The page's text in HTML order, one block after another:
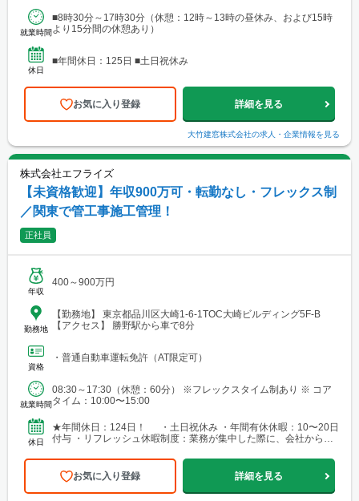
就業時間
■8時30分～17時30分（休憩：12時～13時の昼休み、および15時
より15分間の休憩あり）
休日
■年間休日：125日 ■土日祝休み
お気に入り登録 詳細を見る
大竹建窓株式会社の求人・企業情報を見る
株式会社エフライズ
【未資格歓迎】年収900万可・転勤なし・フレックス制
／関東で管工事施工管理！
正社員
年収
400～900万円
勤務地
【勤務地】 東京都品川区大崎1-6-1TOC大崎ビルディング5F-B
【アクセス】 勝野駅から車で8分
資格
・普通自動車運転免許（AT限定可）
就業時間
08:30～17:30（休憩：60分） ※フレックスタイム制あり ※ コア
タイム：10:00〜15:00
休日
★年間休⽇：124⽇！ ・⼟⽇祝休み ・年間有休休暇：10〜20⽇
付与 ・リフレッシュ休暇制度：業務が集中した際に、会社から特
お気に入り登録 詳細を見る